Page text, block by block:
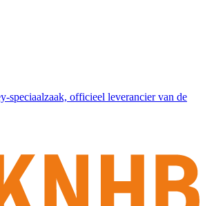
speciaalzaak, officieel leverancier van de